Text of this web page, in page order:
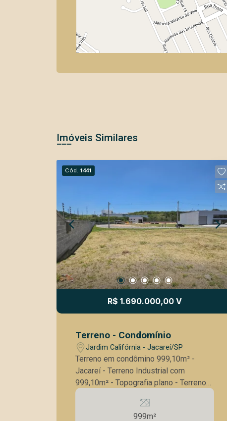
Imóveis Similares
Cód. 1441
R$ 1.690.000,00 V
Terreno - Condomínio
Jardim Califórnia - Jacareí/SP
Terreno em condômino 999,10m² -
Jacareí - Terreno Industrial com
999,10m² - Topografia plano - Terreno
comercial e industrial - Oportunidade de
ouro para investidores que buscam um
espaço para construir um galpão sob
999m²